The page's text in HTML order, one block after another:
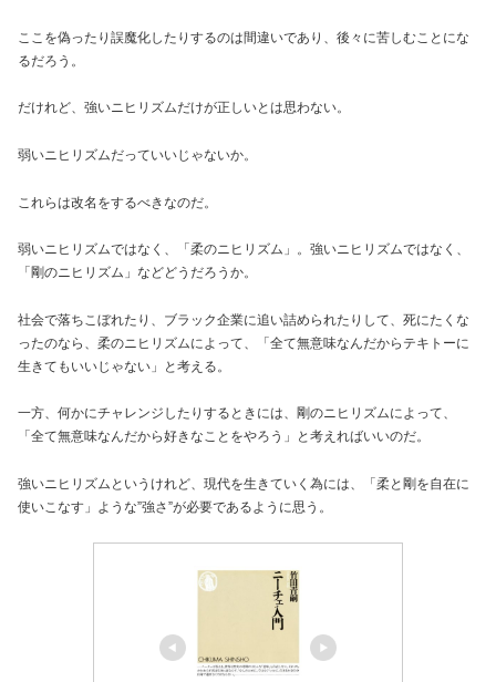
ここを偽ったり誤魔化したりするのは間違いであり、後々に苦しむことにな
るだろう。
だけれど、強いニヒリズムだけが正しいとは思わない。
弱いニヒリズムだっていいじゃないか。
これらは改名をするべきなのだ。
弱いニヒリズムではなく、「柔のニヒリズム」。強いニヒリズムではなく、
「剛のニヒリズム」などどうだろうか。
社会で落ちこぼれたり、ブラック企業に追い詰められたりして、死にたくな
ったのなら、柔のニヒリズムによって、「全て無意味なんだからテキトーに
生きてもいいじゃない」と考える。
一方、何かにチャレンジしたりするときには、剛のニヒリズムによって、
「全て無意味なんだから好きなことをやろう」と考えればいいのだ。
強いニヒリズムというけれど、現代を生きていく為には、「柔と剛を自在に
使いこなす」ような”強さ”が必要であるように思う。